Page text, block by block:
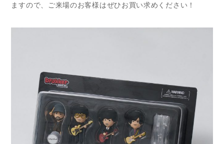
ますので、ご来場のお客様はぜひお買い求めください！